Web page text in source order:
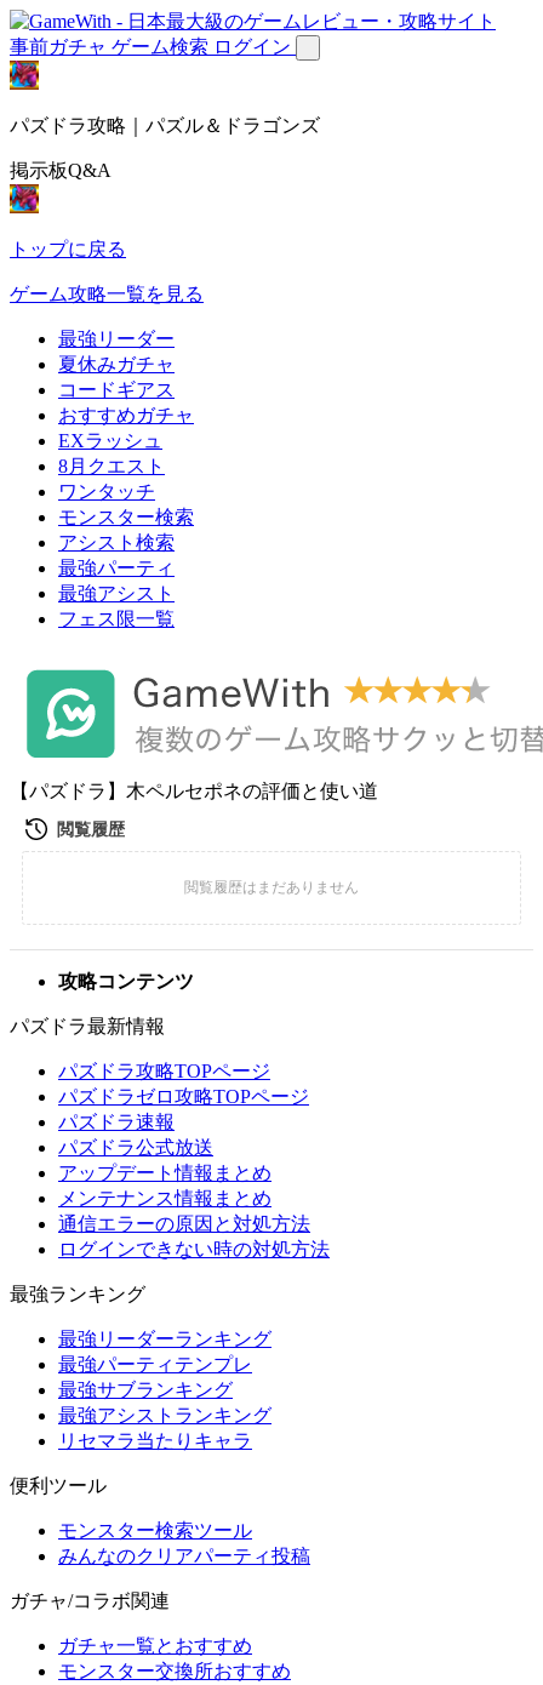
事前ガチャ ゲーム検索 ログイン
パズドラ攻略｜パズル＆ドラゴンズ
掲示板Q&A
トップに戻る
ゲーム攻略一覧を見る
最強リーダー
夏休みガチャ
コードギアス
おすすめガチャ
EXラッシュ
8月クエスト
ワンタッチ
モンスター検索
アシスト検索
最強パーティ
最強アシスト
フェス限一覧
【パズドラ】木ペルセポネの評価と使い道
攻略コンテンツ
パズドラ最新情報
パズドラ攻略TOPページ
パズドラゼロ攻略TOPページ
パズドラ速報
パズドラ公式放送
アップデート情報まとめ
メンテナンス情報まとめ
通信エラーの原因と対処方法
ログインできない時の対処方法
最強ランキング
最強リーダーランキング
最強パーティテンプレ
最強サブランキング
最強アシストランキング
リセマラ当たりキャラ
便利ツール
モンスター検索ツール
みんなのクリアパーティ投稿
ガチャ/コラボ関連
ガチャ一覧とおすすめ
モンスター交換所おすすめ